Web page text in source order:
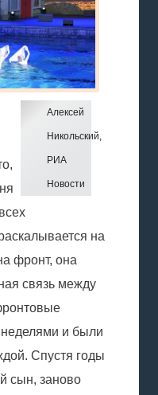
Алексей
Никольский,
РИА
Новости
на
фронт, она
связь между
и были
Спустя годы
сын, заново